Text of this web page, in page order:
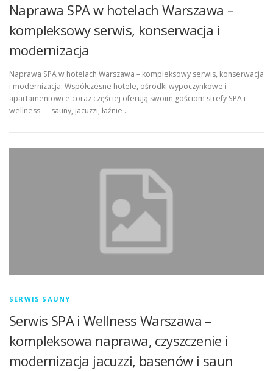
Naprawa SPA w hotelach Warszawa –
kompleksowy serwis, konserwacja i
modernizacja
Naprawa SPA w hotelach Warszawa – kompleksowy serwis, konserwacja
i modernizacja. Współczesne hotele, ośrodki wypoczynkowe i
apartamentowce coraz częściej oferują swoim gościom strefy SPA i
wellness — sauny, jacuzzi, łaźnie …
SERWIS SAUNY
Serwis SPA i Wellness Warszawa –
kompleksowa naprawa, czyszczenie i
modernizacja jacuzzi, basenów i saun